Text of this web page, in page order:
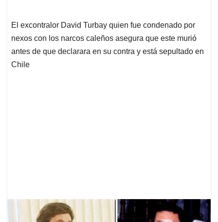
El excontralor David Turbay quien fue condenado por
nexos con los narcos caleños asegura que este murió
antes de que declarara en su contra y está sepultado en
Chile